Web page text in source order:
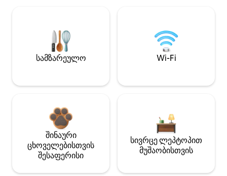
სამზარეულო Wi-Fi
შინაური
ცხოველებისთვის
შესაფერისი
სივრცე ლეპტოპით
მუშაობისთვის